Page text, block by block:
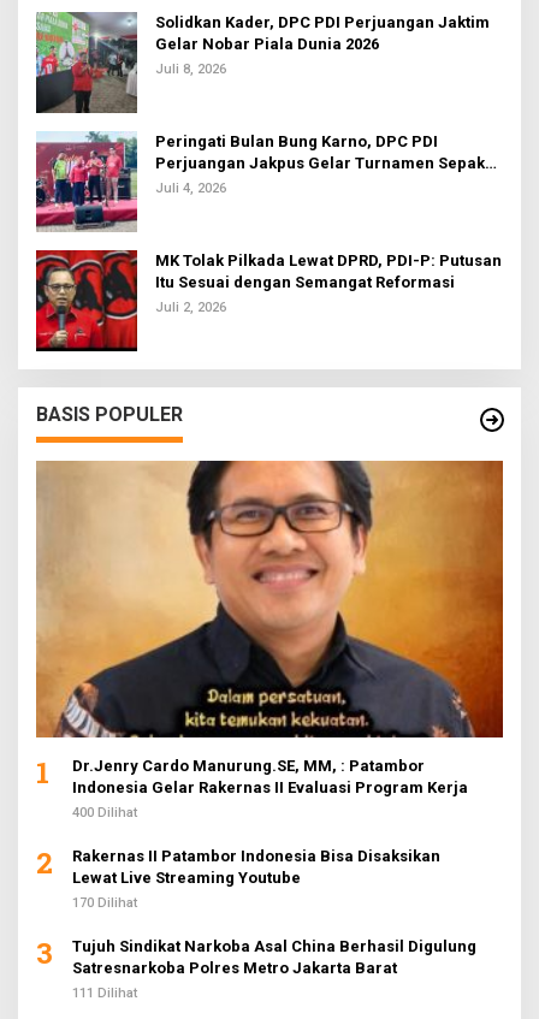
Solidkan Kader, DPC PDI Perjuangan Jaktim
Gelar Nobar Piala Dunia 2026
Juli 8, 2026
Peringati Bulan Bung Karno, DPC PDI
Perjuangan Jakpus Gelar Turnamen Sepak
Bola U-20
Juli 4, 2026
MK Tolak Pilkada Lewat DPRD, PDI-P: Putusan
Itu Sesuai dengan Semangat Reformasi
Juli 2, 2026
BASIS POPULER
1
Dr.Jenry Cardo Manurung.SE, MM, : Patambor
Indonesia Gelar Rakernas II Evaluasi Program Kerja
400 Dilihat
2
Rakernas II Patambor Indonesia Bisa Disaksikan
Lewat Live Streaming Youtube
170 Dilihat
3
Tujuh Sindikat Narkoba Asal China Berhasil Digulung
Satresnarkoba Polres Metro Jakarta Barat
111 Dilihat